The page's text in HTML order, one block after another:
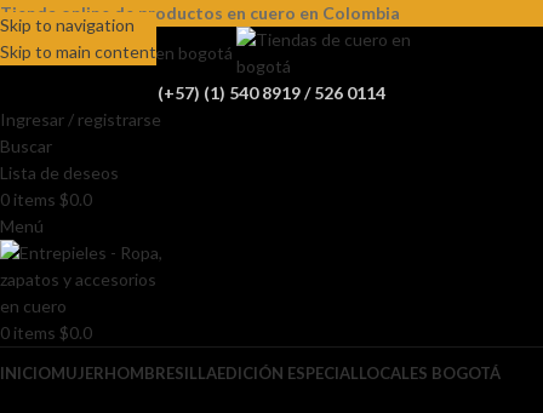
Skip to navigation
Skip to main content
Tienda online de productos en cuero en Colombia
(+57) (1) 540 8919 / 526 0114
Ingresar / registrarse
Buscar
Lista de deseos
0 items $0.0
Menú
0 items $0.0
INICIOMUJERHOMBRESILLAEDICIÓN ESPECIALLOCALES BOGOTÁ